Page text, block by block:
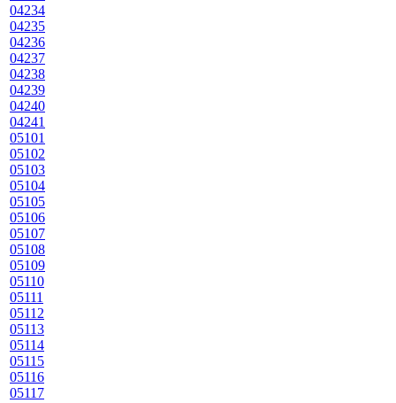
04234
04235
04236
04237
04238
04239
04240
04241
05101
05102
05103
05104
05105
05106
05107
05108
05109
05110
05111
05112
05113
05114
05115
05116
05117